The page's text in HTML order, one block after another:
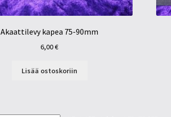
Akaattilevy kapea 75-90mm
6,00€
Lisää ostoskoriin